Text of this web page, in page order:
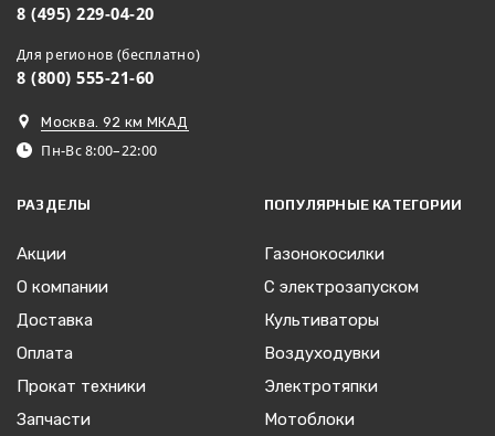
8 (495) 229-04-20
Для регионов (бесплатно)
8 (800) 555-21-60
Москва. 92 км МКАД
Пн-Вс 8:00–22:00
РАЗДЕЛЫ
Акции
О компании
Доставка
Оплата
Прокат техники
Запчасти
ПОПУЛЯРНЫЕ КАТЕГОРИИ
Газонокосилки
С электрозапуском
Культиваторы
Воздуходувки
Электротяпки
Мотоблоки